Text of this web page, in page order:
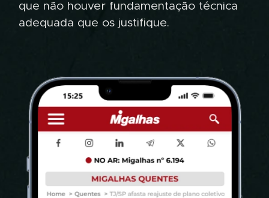
que não houver fundamentação técnica
adequada que os justifique.